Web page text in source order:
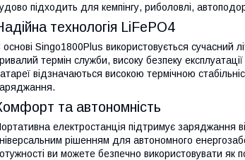
підходить для кемпінгу, риболовлі,
технологія LiFePO4
основі Singo1800Plus використовується сучасний
термін служби, високу безпеку
відзначаються високою термічною
та автономність
електростанція підтримує заряджання
рішенням для автономного
ви можете безпечно використовувати як